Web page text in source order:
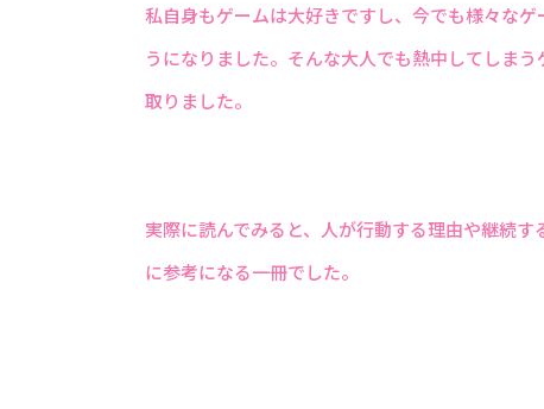
私自身もゲームは大好きですし、今でも様々な
うになりました。そんな大人でも熱中してしま
取りました。
実際に読んでみると、人が行動する理由や継続
に参考になる一冊でした。